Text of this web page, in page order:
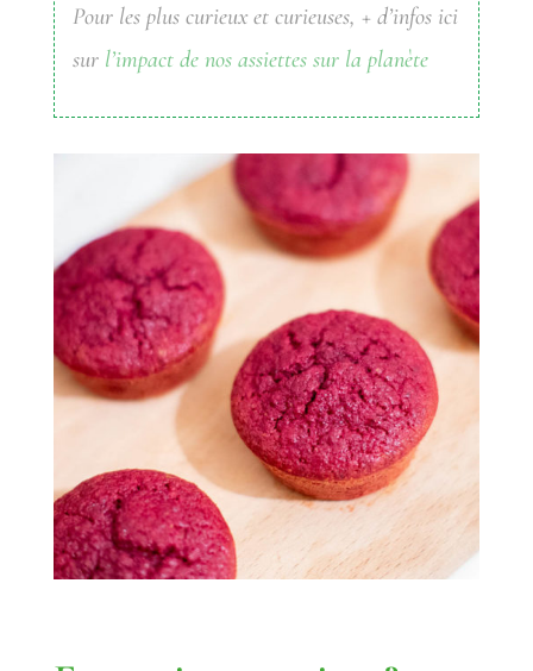
Pour les plus curieux et curieuses, + d’infos ici
surl’impact de nos assiettes sur la planète